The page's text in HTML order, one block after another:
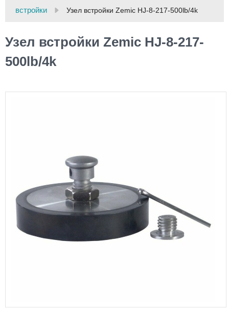
встройки
Узел встройки Zemic HJ-8-217-500lb/4k
Узел встройки Zemic HJ-8-217-
500lb/4k